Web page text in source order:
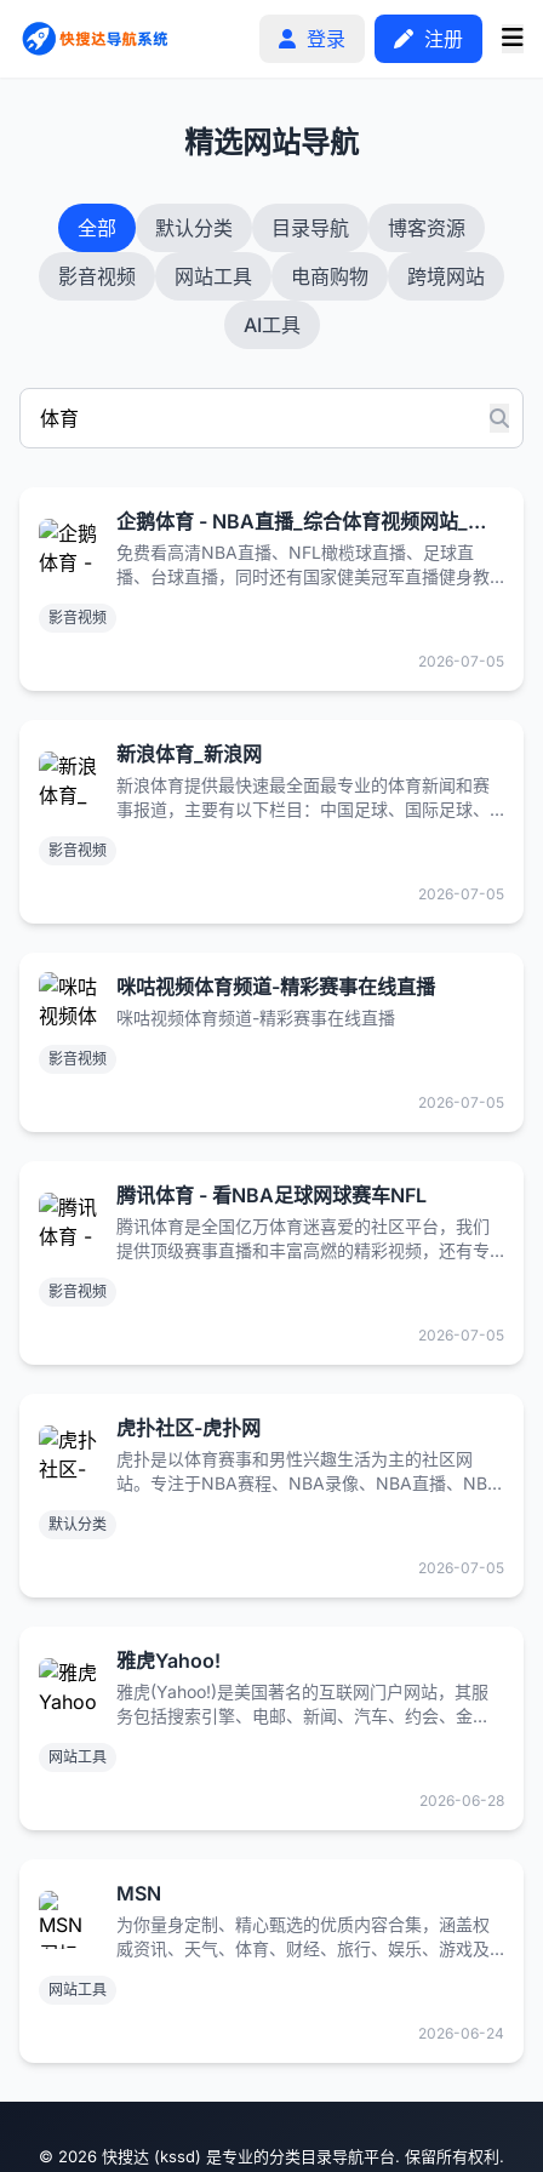
登录 注册
分类排行
申请收录
自助广告
精选网站导航
全部 默认分类 目录导航
博客资源
影音视频
网站工具 电商购物
跨境网站
AI工具
企鹅体育 - NBA直播_综合体育视频网站_高清CBA/台球直播在线观看 - 企鹅直播
免费看高清NBA直播、NFL橄榄球直播、足球直
播、台球直播，同时还有国家健美冠军直播健身教
影音视频
2026-07-05
新浪体育_新浪网
新浪体育提供最快速最全面最专业的体育新闻和赛
事报道，主要有以下栏目：中国足球、国际足球、
影音视频
2026-07-05
咪咕视频体育频道-精彩赛事在线直播
咪咕视频体育频道-精彩赛事在线直播
影音视频
2026-07-05
腾讯体育 - 看NBA足球网球赛车NFL
腾讯体育是全国亿万体育迷喜爱的社区平台，我们
提供顶级赛事直播和丰富高燃的精彩视频，还有专
影音视频
2026-07-05
虎扑社区-虎扑网
虎扑是以体育赛事和男性兴趣生活为主的社区网
站。专注于NBA赛程、NBA录像、NBA直播、NBA
默认分类
2026-07-05
雅虎Yahoo!
雅虎(Yahoo!)是美国著名的互联网门户网站，其服
务包括搜索引擎、电邮、新闻、汽车、约会、金
网站工具
2026-06-28
MSN
为你量身定制、精心甄选的优质内容合集，涵盖权
威资讯、天气、体育、财经、旅行、娱乐、游戏及
网站工具
2026-06-24
© 2026 快搜达 (kssd) 是专业的分类目录导航平台. 保留所有权利.